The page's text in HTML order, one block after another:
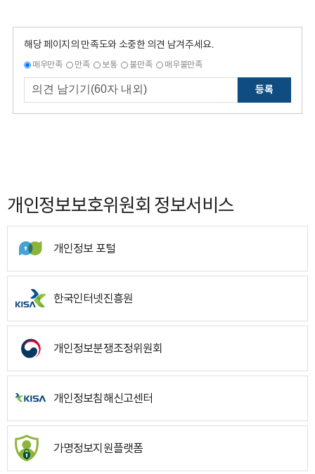
해당 페이지의 만족도와 소중한 의견 남겨주세요.
매우만족 만족 보통 불만족 매우불만족
등록
개인정보보호위원회 정보서비스
개인정보 포털
한국인터넷진흥원
개인정보분쟁조정위원회
개인정보침해신고센터
가명정보지원플랫폼